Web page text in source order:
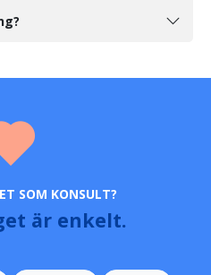
SOM KONSULT?
är enkelt.